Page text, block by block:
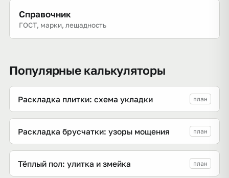
Справочник
ГОСТ, марки, лещадность
Популярные калькуляторы
Раскладка плитки: схема укладки план
Раскладка брусчатки: узоры мощения план
Тёплый пол: улитка и змейка план